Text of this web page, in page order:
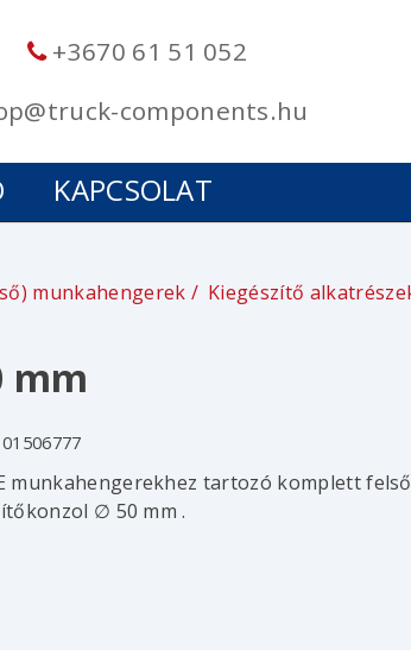
+3670 61 51 052
components.hu
KAPCSOLAT
munkahengerek
Kiegészítő
mm
01506777
munkahengerekhez tartozó komplett felső
∅ 50 mm .